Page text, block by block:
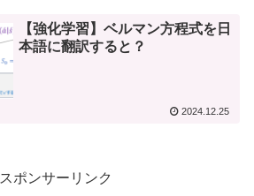
【強化学習】ベルマン方程式を日
本語に翻訳すると？
2024.12.25
スポンサーリンク